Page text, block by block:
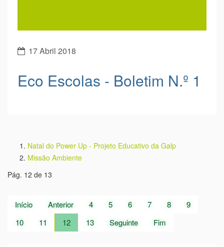
17 Abril 2018
Eco Escolas - Boletim N.º 1
Natal do Power Up - Projeto Educativo da Galp
Missão Ambiente
Pág. 12 de 13
Início Anterior 4 5 6 7 8
9
10
11 12 13 Seguinte Fim